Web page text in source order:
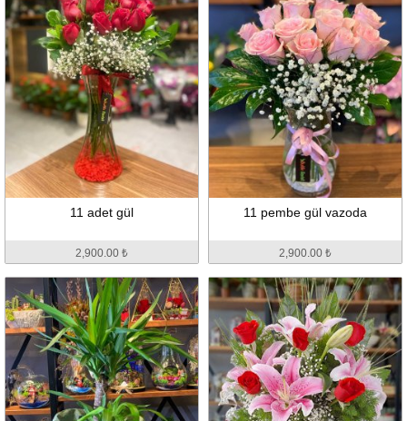
11 adet gül
2,900.00 ₺
11 pembe gül vazoda
2,900.00 ₺